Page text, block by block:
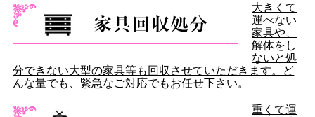
大きくて
運べない
家具や、
解体をし
ないと処
分できない大型の家具等も回収させていただきます。ど
んな量でも、緊急なご対応でもお任せ下さい。
重くて運